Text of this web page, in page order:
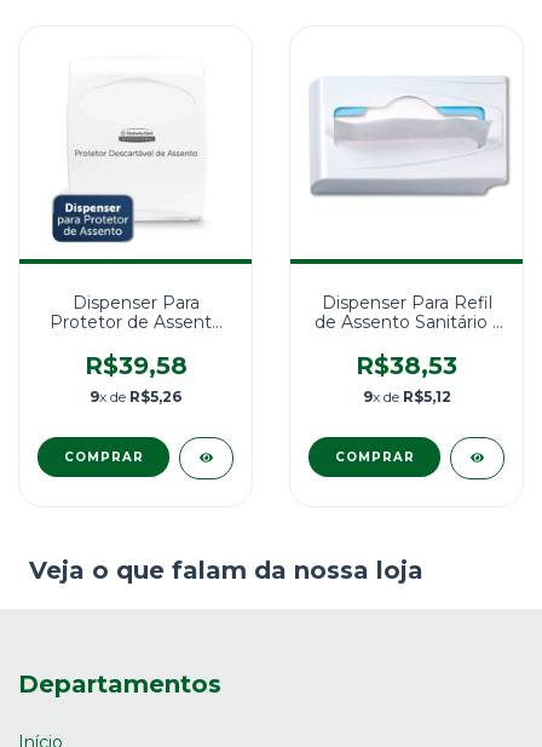
Dispenser Para
Protetor de Assento
R$39,58
9x de R$5,26
Dispenser Para Refil
de Assento Sanitário -
R$38,53
9x de R$5,12
Veja o que falam da nossa loja
Departamentos
Início